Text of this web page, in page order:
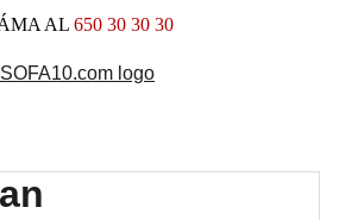
AL 650 30 30 30